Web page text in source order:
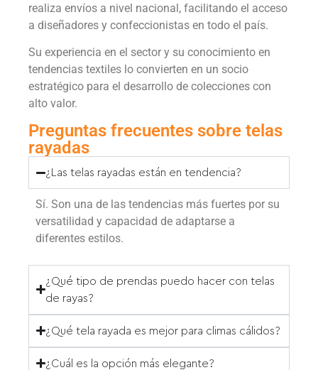
realiza envíos a nivel nacional, facilitando el acceso
a diseñadores y confeccionistas en todo el país.
Su experiencia en el sector y su conocimiento en
tendencias textiles lo convierten en un socio
estratégico para el desarrollo de colecciones con
alto valor.
Preguntas frecuentes sobre telas
rayadas
¿Las telas rayadas están en tendencia?
Sí. Son una de las tendencias más fuertes por su
versatilidad y capacidad de adaptarse a
diferentes estilos.
¿Qué tipo de prendas puedo hacer con telas
de rayas?
¿Qué tela rayada es mejor para climas cálidos?
¿Cuál es la opción más elegante?